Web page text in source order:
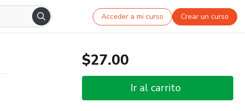
Acceder a mi curso Crear un curso
$27.00
Ir al carrito